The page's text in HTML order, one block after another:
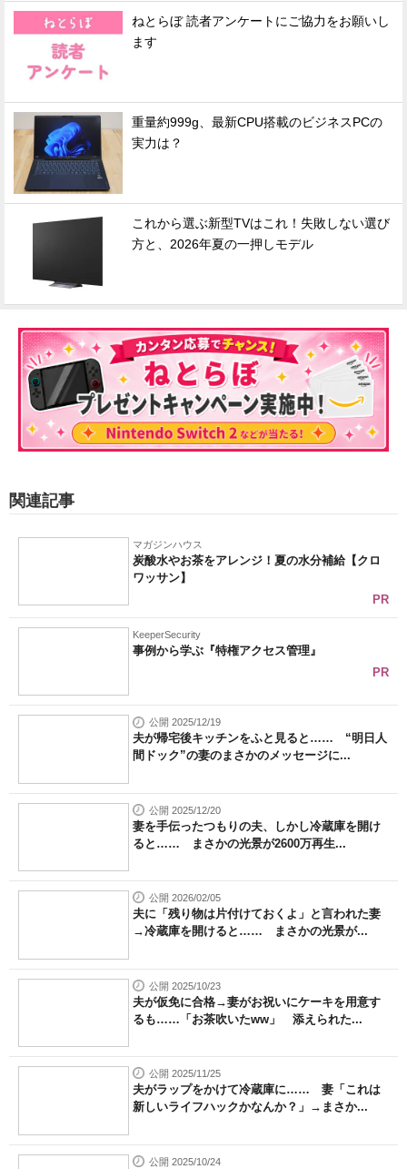
ねとらぼ 読者アンケートにご協力をお願いし
ます
重量約999g、最新CPU搭載のビジネスPCの
実力は？
これから選ぶ新型TVはこれ！失敗しない選び
方と、2026年夏の一押しモデル
関連記事
マガジンハウス
炭酸水やお茶をアレンジ！夏の水分補給【クロ
ワッサン】
PR
KeeperSecurity
事例から学ぶ『特権アクセス管理』
PR
公開 2025/12/19
夫が帰宅後キッチンをふと見ると…… “明日人
間ドック”の妻のまさかのメッセージに...
公開 2025/12/20
妻を手伝ったつもりの夫、しかし冷蔵庫を開け
ると…… まさかの光景が2600万再生...
公開 2026/02/05
夫に「残り物は片付けておくよ」と言われた妻
→冷蔵庫を開けると…… まさかの光景が...
公開 2025/10/23
夫が仮免に合格→妻がお祝いにケーキを用意す
るも……「お茶吹いたww」 添えられた...
公開 2025/11/25
夫がラップをかけて冷蔵庫に…… 妻「これは
新しいライフハックかなんか？」→まさか...
公開 2025/10/24